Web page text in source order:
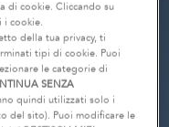
di cookie. Cliccando su
i cookie.
della tua privacy, ti
tipi di cookie. Puoi
le categorie di
SENZA
quindi utilizzati solo i
del sito). Puoi modificare le